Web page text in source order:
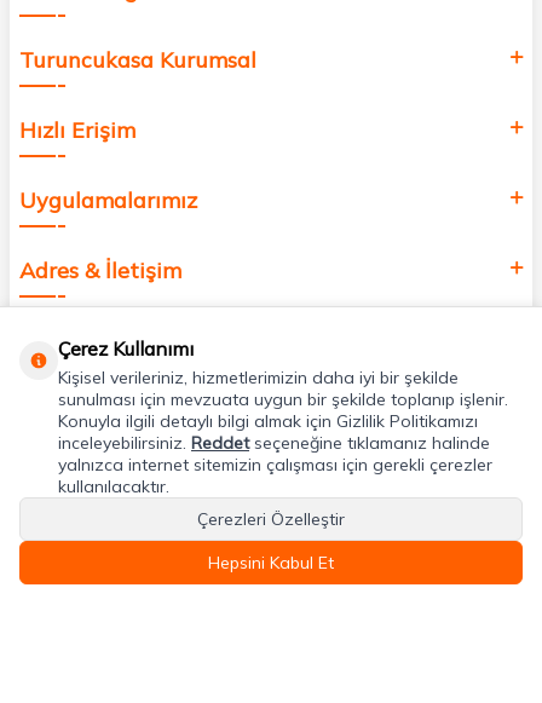
Turuncukasa Kurumsal
Hızlı Erişim
Uygulamalarımız
Adres & İletişim
Çerez Kullanımı
Kişisel verileriniz, hizmetlerimizin daha iyi bir şekilde
sunulması için mevzuata uygun bir şekilde toplanıp işlenir.
Konuyla ilgili detaylı bilgi almak için Gizlilik Politikamızı
inceleyebilirsiniz. Reddetseçeneğine tıklamanız halinde
yalnızca internet sitemizin çalışması için gerekli çerezler
kullanılacaktır.
Çerezleri Özelleştir
Hepsini Kabul Et